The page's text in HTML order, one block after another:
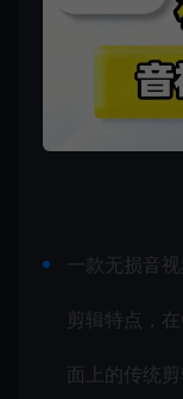
一款无损音
剪辑特点，
面上的传统